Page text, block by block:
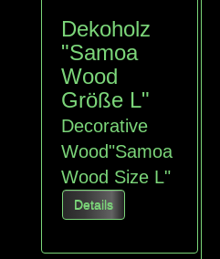
Dekoholz
"Samoa
Wood
Größe L"
Decorative
Wood"Samoa
Wood Size L"
Details